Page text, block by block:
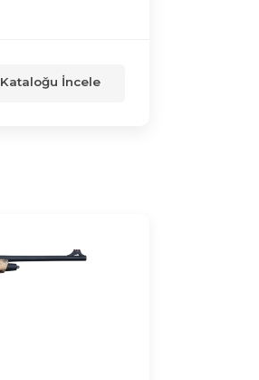
Kataloğu İncele